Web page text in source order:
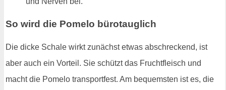
So wird die Pomelo bürotauglich
Die dicke Schale wirkt zunächst etwas abschreckend, ist
aber auch ein Vorteil. Sie schützt das Fruchtfleisch und
macht die Pomelo transportfest. Am bequemsten ist es, die